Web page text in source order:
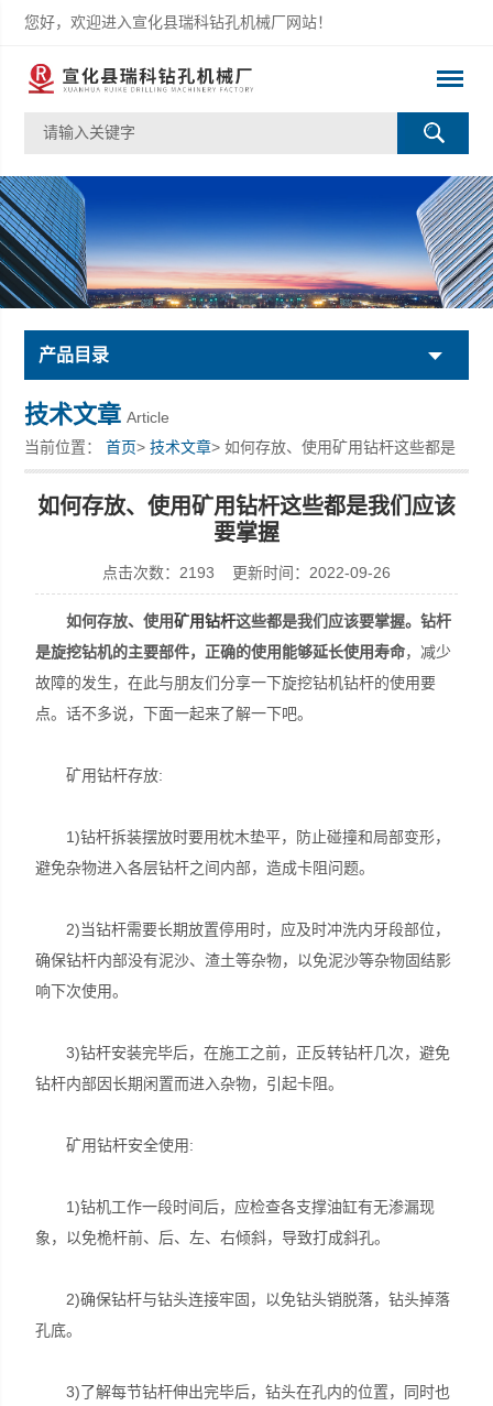
您好，欢迎进入宣化县瑞科钻孔机械厂网站！
宣化县瑞科钻孔机械厂
产品目录
技术文章 Article
当前位置：首页>技术文章> 如何存放、使用矿用钻杆这些都是
我们应该要掌握
如何存放、使用矿用钻杆这些都是我们应该
要掌握
点击次数：2193 更新时间：2022-09-26
如何存放、使用矿用钻杆这些都是我们应该要掌握。钻杆
是旋挖钻机的主要部件，正确的使用能够延长使用寿命，减少
故障的发生，在此与朋友们分享一下旋挖钻机钻杆的使用要
点。话不多说，下面一起来了解一下吧。
矿用钻杆存放:
1)钻杆拆装摆放时要用枕木垫平，防止碰撞和局部变形，
避免杂物进入各层钻杆之间内部，造成卡阻问题。
2)当钻杆需要长期放置停用时，应及时冲洗内牙段部位，
确保钻杆内部没有泥沙、渣土等杂物，以免泥沙等杂物固结影
响下次使用。
3)钻杆安装完毕后，在施工之前，正反转钻杆几次，避免
钻杆内部因长期闲置而进入杂物，引起卡阻。
矿用钻杆安全使用:
1)钻机工作一段时间后，应检查各支撑油缸有无渗漏现
象，以免桅杆前、后、左、右倾斜，导致打成斜孔。
2)确保钻杆与钻头连接牢固，以免钻头销脱落，钻头掉落
孔底。
3)了解每节钻杆伸出完毕后，钻头在孔内的位置，同时也